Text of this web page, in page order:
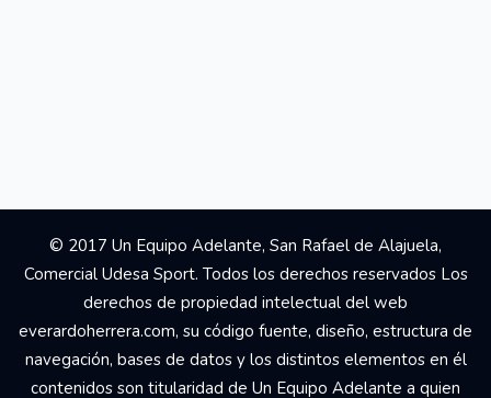
© 2017 Un Equipo Adelante, San Rafael de Alajuela,
Comercial Udesa Sport. Todos los derechos reservados Los
derechos de propiedad intelectual del web
everardoherrera.com, su código fuente, diseño, estructura de
navegación, bases de datos y los distintos elementos en él
contenidos son titularidad de Un Equipo Adelante a quien